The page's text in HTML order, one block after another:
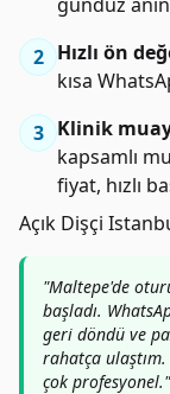
2 Hızlı ön
kısa
3 Klinik
kapsamlı
fiyat, hızlı
Açık Dişçi
"Maltepe'de
başladı.
geri döndü ve
rahatça
çok profesyonel."